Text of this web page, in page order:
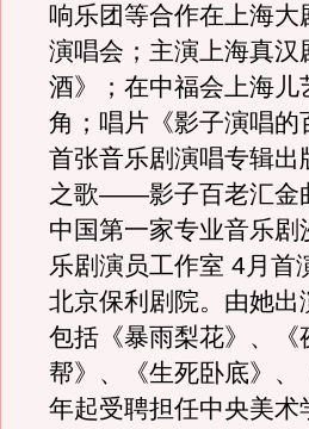
响乐团等合作在上海
演唱会；主演上海真
酒》；在中福会上海
角；唱片《影子演唱
首张音乐剧演唱专辑
之歌——影子百老汇金
中国第一家专业音乐
乐剧演员工作室 4月首
北京保利剧院。由她
包括《暴雨梨花》、
帮》、《生死卧底》
年起受聘担任中央美